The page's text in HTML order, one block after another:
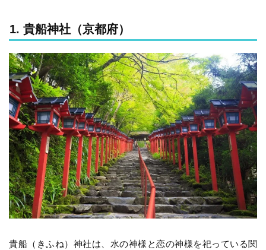
1. 貴船神社（京都府）
貴船（きふね）神社は、水の神様と恋の神様を祀っている関